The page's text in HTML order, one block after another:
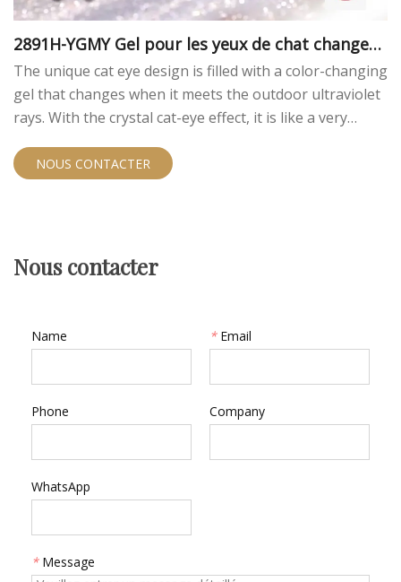
2891H-YGMY Gel pour les yeux de chat changean
t de lumière
The unique cat eye design is filled with a color-changing
gel that changes when it meets the outdoor ultraviolet
rays. With the crystal cat-eye effect, it is like a very
NOUS CONTACTER
Nous contacter
Name * Email
Phone Company
WhatsApp
* Message